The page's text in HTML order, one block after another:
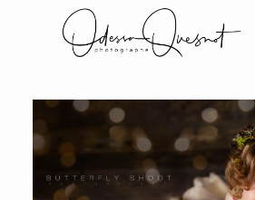
INFOS
MON TRAVAIL